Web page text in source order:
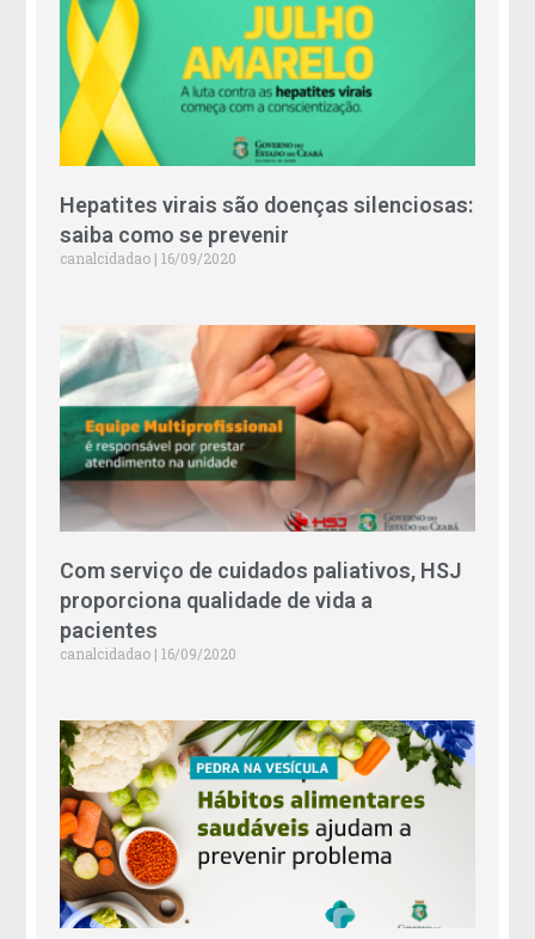
Hepatites virais são doenças silenciosas:
saiba como se prevenir
canalcidadao 16/09/2020
Com serviço de cuidados paliativos, HSJ
proporciona qualidade de vida a
pacientes
canalcidadao 16/09/2020